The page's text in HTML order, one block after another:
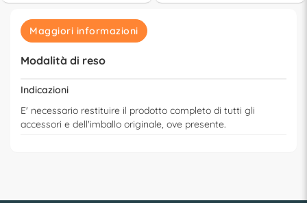
Maggiori informazioni
Modalità di reso
Indicazioni
E' necessario restituire il prodotto completo di tutti gli
accessori e dell'imballo originale, ove presente.